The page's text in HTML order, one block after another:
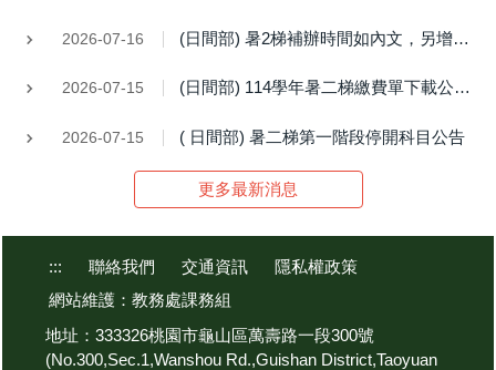
2026-07-16 (日間部) 暑2梯補辦時間如內文，另增開 電子學實習(二)及 五專數學(VI)
2026-07-15 (日間部) 114學年暑二梯繳費單下載公告 (7/15-19繳費)
2026-07-15 ( 日間部) 暑二梯第一階段停開科目公告
更多最新消息
::: 聯絡我們 交通資訊
隱私權政策
網站維護：教務處課務組
地址：333326桃園市龜山區萬壽路一段300號
(No.300,Sec.1,Wanshou Rd.,Guishan District,Taoyuan